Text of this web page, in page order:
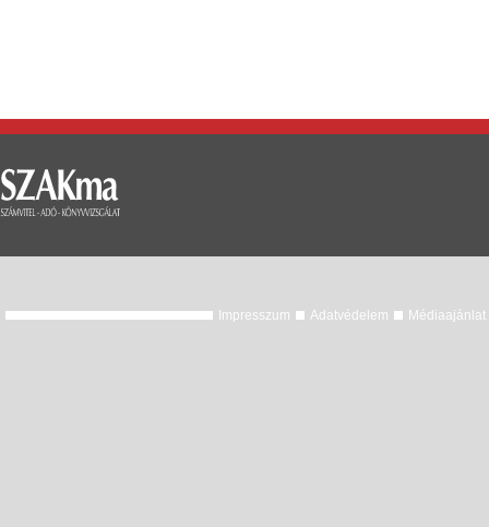
Impresszum Adatvédelem Médiaajánlat